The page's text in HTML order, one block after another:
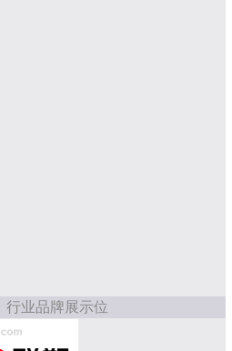
行业品牌展示位